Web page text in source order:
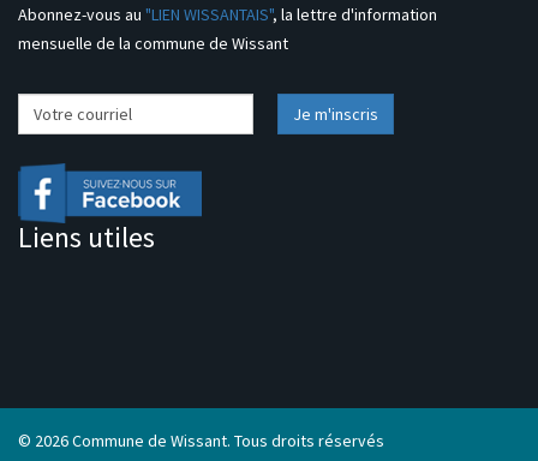
Abonnez-vous au "LIEN WISSANTAIS", la lettre d'information
mensuelle de la commune de Wissant
Liens utiles
© 2026 Commune de Wissant. Tous droits réservés